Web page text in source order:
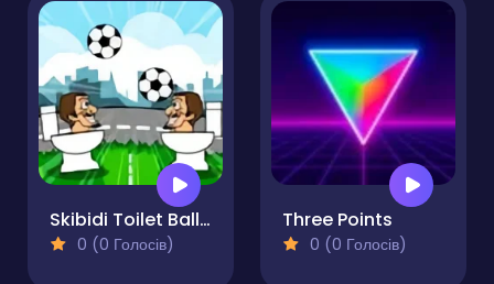
Skibidi Toilet Ball Juggling
0 (0 Голосів)
Three Points
0 (0 Голосів)